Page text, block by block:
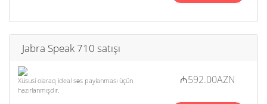
Jabra Speak 710 satışı
Xüsusi olaraq ideal səs paylanması üçün
hazırlanmışdır.
₼592.00AZN